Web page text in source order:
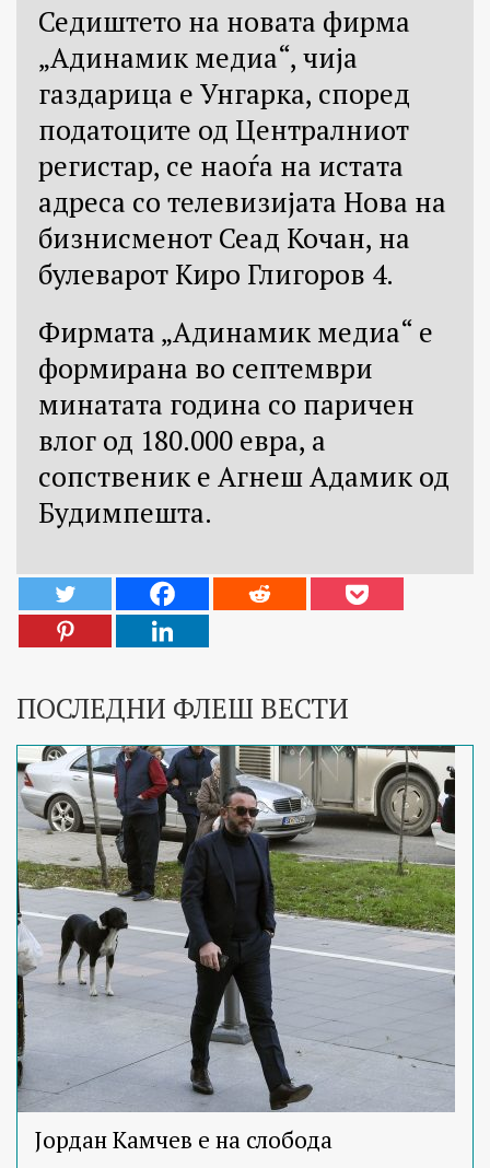
Седиштето на новата фирма
„Адинамик медиа“, чијa
газдарица е Унгарка, според
податоците од Централниот
регистар, се наоѓа на истата
адреса со телевизијата Нова на
бизнисменот Сеад Кочан, на
булеварот Киро Глигоров 4.
Фирмата „Адинамик медиа“ е
формирана во септември
минатата година со паричен
влог од 180.000 евра, а
сопственик е Агнеш Адамик од
Будимпешта.
ПОСЛЕДНИ ФЛЕШ ВЕСТИ
Јордан Камчев е на слобода